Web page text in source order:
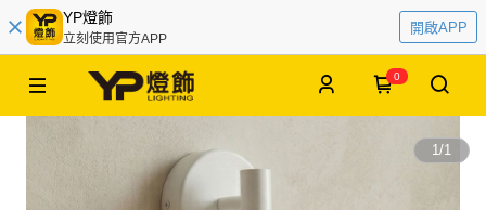
YP燈飾
立刻使用官方APP
開啟APP
0
1/1